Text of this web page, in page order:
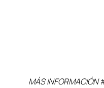
MÁS INFORMACIÓN